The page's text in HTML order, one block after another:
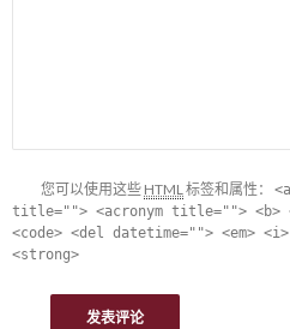
您可以使用这些 HTML标签和属性：
title=""> <acronym title=""> <b>
<code> <del datetime=""> <em>
<strong>